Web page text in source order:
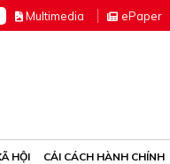
Multimedia ePaper
HỘI CẢI CÁCH HÀNH CHÍNH